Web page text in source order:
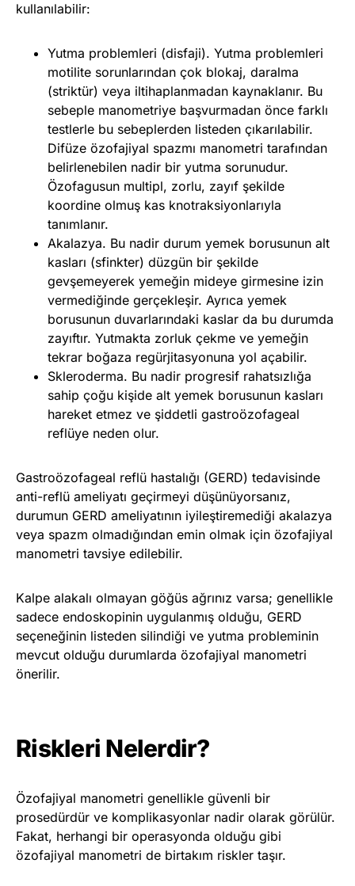
kullanılabilir:
Yutma problemleri (disfaji). Yutma problemleri
motilite sorunlarından çok blokaj, daralma
(striktür) veya iltihaplanmadan kaynaklanır. Bu
sebeple manometriye başvurmadan önce farklı
testlerle bu sebeplerden listeden çıkarılabilir.
Difüze özofajiyal spazmı manometri tarafından
belirlenebilen nadir bir yutma sorunudur.
Özofagusun multipl, zorlu, zayıf şekilde
koordine olmuş kas knotraksiyonlarıyla
tanımlanır.
Akalazya. Bu nadir durum yemek borusunun alt
kasları (sfinkter) düzgün bir şekilde
gevşemeyerek yemeğin mideye girmesine izin
vermediğinde gerçekleşir. Ayrıca yemek
borusunun duvarlarındaki kaslar da bu durumda
zayıftır. Yutmakta zorluk çekme ve yemeğin
tekrar boğaza regürjitasyonuna yol açabilir.
Skleroderma. Bu nadir progresif rahatsızlığa
sahip çoğu kişide alt yemek borusunun kasları
hareket etmez ve şiddetli gastroözofageal
reflüye neden olur.
Gastroözofageal reflü hastalığı (GERD) tedavisinde
anti-reflü ameliyatı geçirmeyi düşünüyorsanız,
durumun GERD ameliyatının iyileştiremediği akalazya
veya spazm olmadığından emin olmak için özofajiyal
manometri tavsiye edilebilir.
Kalpe alakalı olmayan göğüs ağrınız varsa; genellikle
sadece endoskopinin uygulanmış olduğu, GERD
seçeneğinin listeden silindiği ve yutma probleminin
mevcut olduğu durumlarda özofajiyal manometri
önerilir.
Riskleri Nelerdir?
Özofajiyal manometri genellikle güvenli bir
prosedürdür ve komplikasyonlar nadir olarak görülür.
Fakat, herhangi bir operasyonda olduğu gibi
özofajiyal manometri de birtakım riskler taşır.